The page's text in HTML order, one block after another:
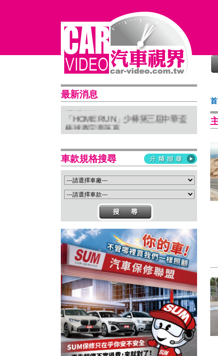
最新消息
普利司通穩馭前行 四大系列改款齊發
進化未來
「HOME RUN」少棒第三屆中華盃
棒球賽完美落幕
亞太首座 Stellantis Brand House 據
Suzuki 新北土城旗艦店盛大開幕
Isuzu屏東2S新據點開幕 強化南台灣
服務網絡
車款規格搜尋